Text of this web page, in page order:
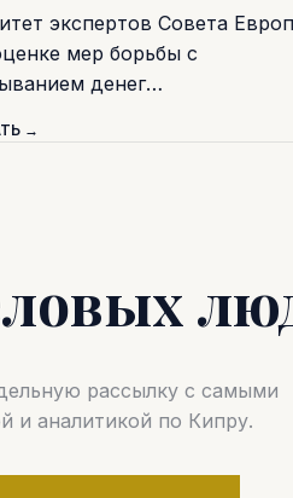
экспертов Совета
мер борьбы с
денег…
→
рассылку с самыми
и аналитикой по Кипру.